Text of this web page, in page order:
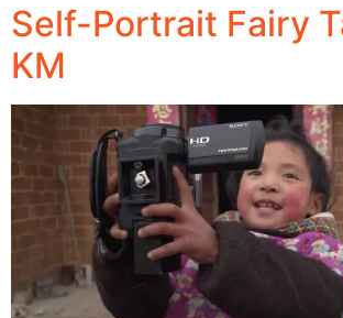
Self-Portrait Fairy
KM